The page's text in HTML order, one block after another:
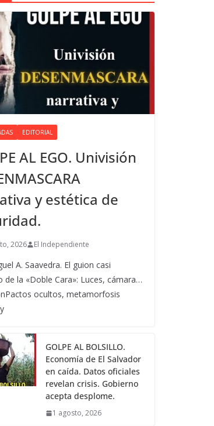
EDITORIAL
AL EGO. Univisión
y estética de
2026 El Independiente
A. Saavedra. El guion casi
de la «Doble Cara»: Luces, cámara…
ocultos, metamorfosis
GOLPE AL BOLSILLO.
Economía de El Salvador
en caída. Datos oficiales
revelan crisis. Gobierno
acepta desplome.
1 agosto, 2026